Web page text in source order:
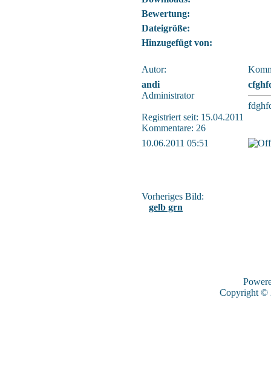
Bewertung:
Dateigröße:
Hinzugefügt von:
Autor:
andi
Administrator
Registriert seit: 15.04.2011
Kommentare: 26
10.06.2011 05:51
Vorheriges Bild:
gelb grn
Copyright ©